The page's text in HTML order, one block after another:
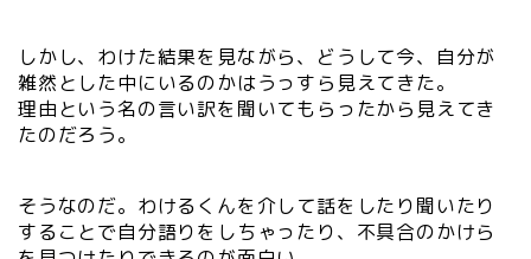
しかし、わけた結果を見ながら、どうして今、自分が
雑然とした中にいるのかはうっすら見えてきた。
理由という名の言い訳を聞いてもらったから見えてき
たのだろう。
そうなのだ。わけるくんを介して話をしたり聞いたり
することで自分語りをしちゃったり、不具合のかけら